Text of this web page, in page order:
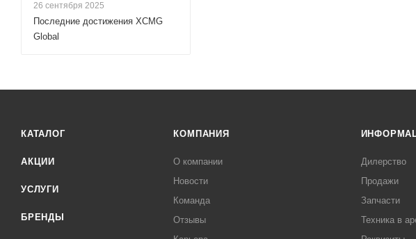
26 сентября 2025
Последние достижения XCMG
Global
КАТАЛОГ
АКЦИИ
УСЛУГИ
БРЕНДЫ
КОМПАНИЯ
О компании
Новости
Команда
Отзывы
Дилерство
Продажи
Запчасти
Техника в